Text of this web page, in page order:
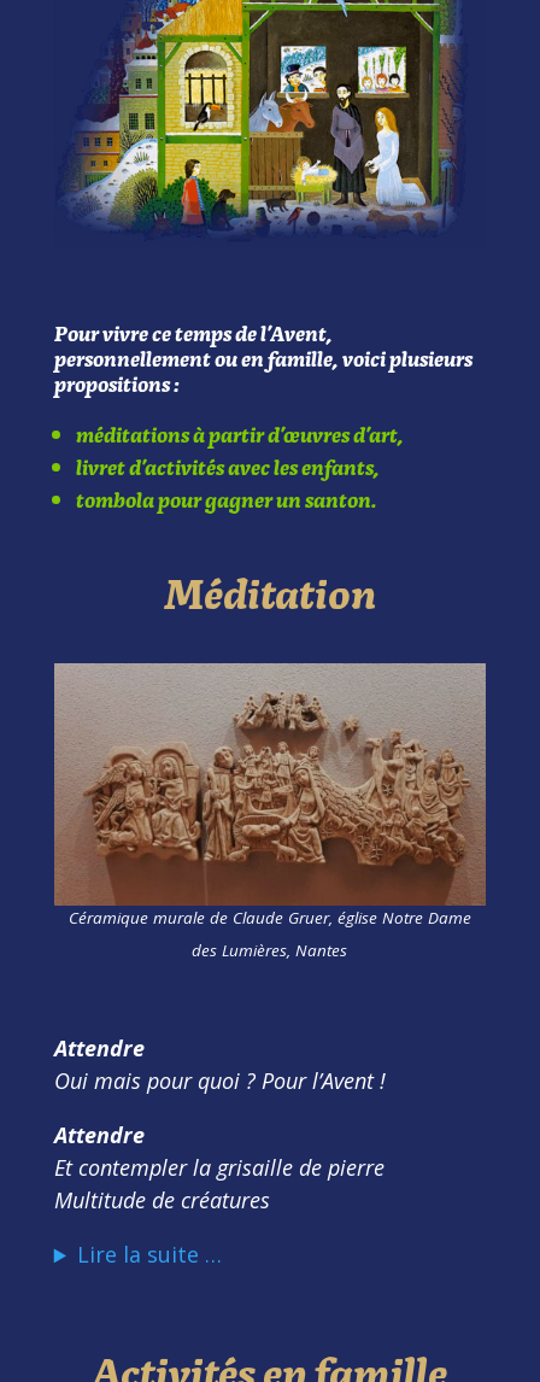
Pour vivre ce temps de l’Avent,
personnellement ou en famille,voici plusieurs
propositions :
méditations à partir d’œuvres d’art,
livret d’activités avec les enfants,
tombola pour gagner un santon.
Méditation
Céramique murale de Claude Gruer, église Notre Dame
des Lumières, Nantes
Attendre
Oui mais pour quoi ? Pour l’Avent !
Attendre
Et contempler la grisaille de pierre
Multitude de créatures
Lire la suite …
Activités en famille